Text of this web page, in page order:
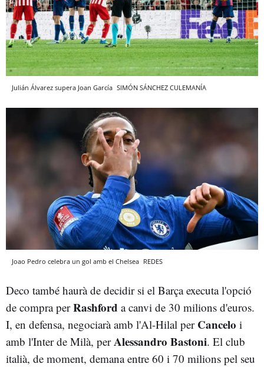
Julián Álvarez supera Joan García SIMÓN SÁNCHEZ CULEMANÍA
Joao Pedro celebra un gol amb el Chelsea REDES
Deco també haurà de decidir si el Barça executa l'opció
de compra perRashford a canvi de 30 milions d'euros.
I, en defensa, negociarà amb l'Al-Hilal per Cancelo i
amb l'Inter de Milà, perAlessandro Bastoni. El club
italià, de moment, demana entre 60 i 70 milions pel seu